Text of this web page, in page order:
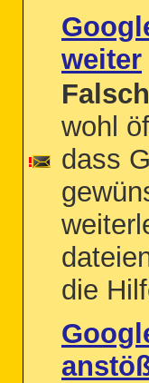
weiter
wohl
dass
die